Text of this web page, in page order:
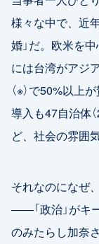
様々な中で、近
婚」だ。欧米を
には台湾がアジ
（※）で50%以
導入も47自治体
ど、社会の雰囲
それなのになぜ
――「政治」がキ
のみたらし加奈